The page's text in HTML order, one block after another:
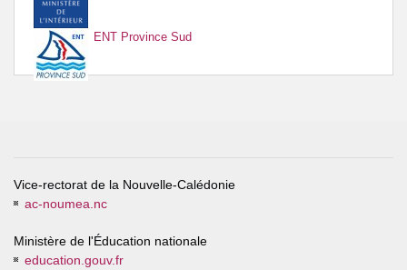
ENT Province Sud
Vice-rectorat de la Nouvelle-Calédonie
ac-noumea.nc
Ministère de l'Éducation nationale
education.gouv.fr